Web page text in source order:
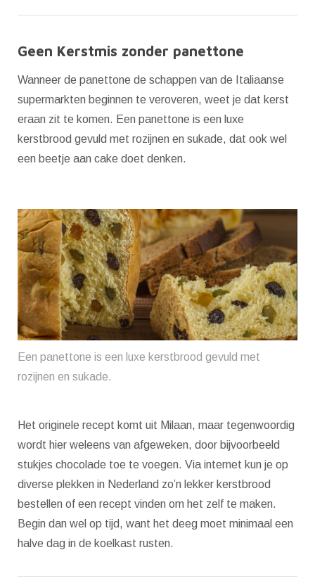
Geen Kerstmis zonder panettone
Wanneer de panettone de schappen van de Italiaanse
supermarkten beginnen te veroveren, weet je dat kerst
eraan zit te komen. Een panettone is een luxe
kerstbrood gevuld met rozijnen en sukade, dat ook wel
een beetje aan cake doet denken.
Een panettone is een luxe kerstbrood gevuld met
rozijnen en sukade.
Het originele recept komt uit Milaan, maar tegenwoordig
wordt hier weleens van afgeweken, door bijvoorbeeld
stukjes chocolade toe te voegen. Via internet kun je op
diverse plekken in Nederland zo’n lekker kerstbrood
bestellen of een recept vinden om het zelf te maken.
Begin dan wel op tijd, want het deeg moet minimaal een
halve dag in de koelkast rusten.